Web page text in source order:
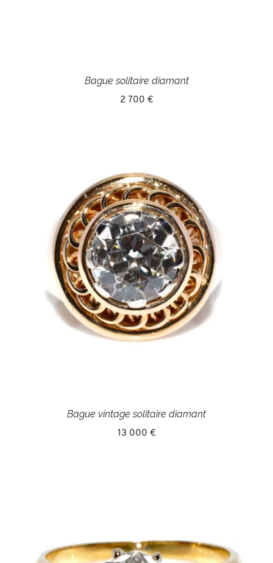
Bague solitaire diamant
2 700 €
Bague vintage solitaire diamant
13 000 €